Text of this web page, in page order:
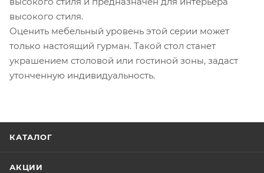
высокого стиля.
Оценить мебельный уровень этой серии может
только настоящий гурман. Такой стол станет
украшением столовой или гостиной зоны, задаст
утонченную индивидуальность.
КАТАЛОГ
АКЦИИ